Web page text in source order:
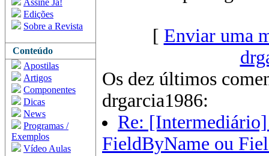
Assine Já!
Edições
Sobre a Revista
Conteúdo
Apostilas
Artigos
Componentes
Dicas
News
Programas /
Exemplos
Vídeo Aulas
[ Enviar uma
Os dez últimos
drgarcia1986:
Re:
FieldByName ou